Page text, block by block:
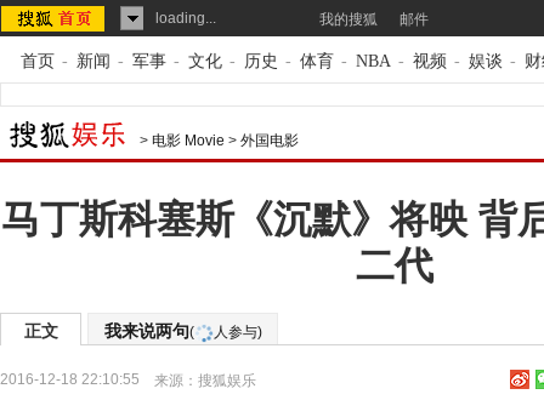
loading... 我的搜狐 邮件
首页 - 新闻 - 军事 - 文化 - 历史 - 体育 - NBA - 视频 - 娱谈 -
> 电影 Movie > 外国电影
马丁斯科塞斯《沉默》将映 背
二代
正文 我来说两句( 人参与)
2016-12-18 22:10:55 来源： 搜狐娱乐